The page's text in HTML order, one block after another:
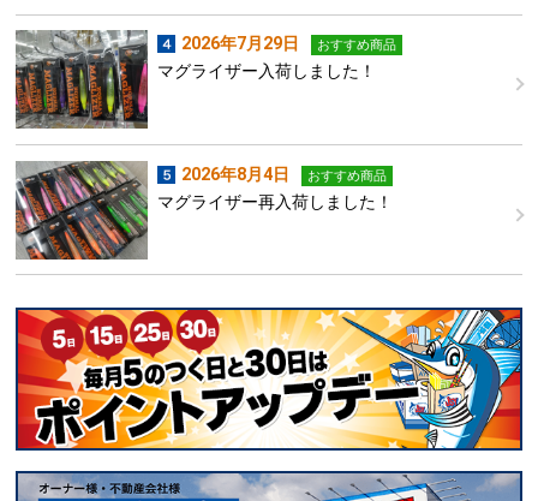
2026年7月29日 おすすめ商品
マグライザー入荷しました！
2026年8月4日 おすすめ商品
マグライザー再入荷しました！